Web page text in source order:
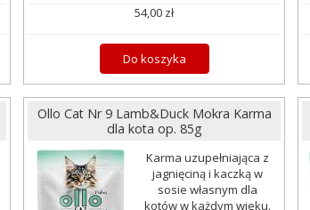
54,00 zł
Do koszyka
Ollo Cat Nr 9 Lamb&Duck Mokra Karma
dla kota op. 85g
Karma uzupełniająca z
jagnięciną i kaczką w
sosie własnym dla
kotów w każdym wieku.